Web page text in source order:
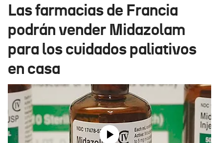
Ikusmiran
Eguraldia
Las farmacias de Francia
podrán vender Midazolam
para los cuidados paliativos
en casa